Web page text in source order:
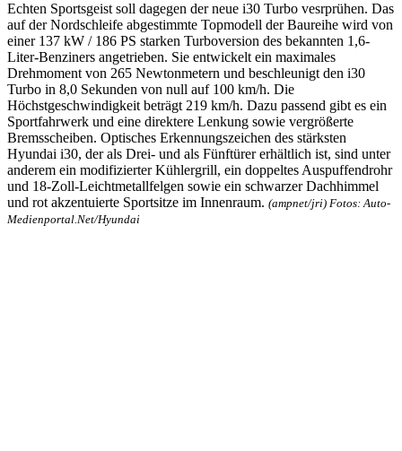
Echten Sportsgeist soll dagegen der neue i30 Turbo vesrprühen. Das
auf der Nordschleife abgestimmte Topmodell der Baureihe wird von
einer 137 kW / 186 PS starken Turboversion des bekannten 1,6-
Liter-Benziners angetrieben. Sie entwickelt ein maximales
Drehmoment von 265 Newtonmetern und beschleunigt den i30
Turbo in 8,0 Sekunden von null auf 100 km/h. Die
Höchstgeschwindigkeit beträgt 219 km/h. Dazu passend gibt es ein
Sportfahrwerk und eine direktere Lenkung sowie vergrößerte
Bremsscheiben. Optisches Erkennungszeichen des stärksten
Hyundai i30, der als Drei- und als Fünftürer erhältlich ist, sind unter
anderem ein modifizierter Kühlergrill, ein doppeltes Auspuffendrohr
und 18-Zoll-Leichtmetallfelgen sowie ein schwarzer Dachhimmel
und rot akzentuierte Sportsitze im Innenraum. (ampnet/jri) Fotos: Auto-
Medienportal.Net/Hyundai